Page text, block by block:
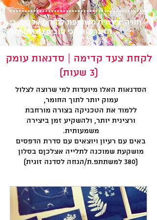
חוויה יצירתית משותפת להורים וילדים, כי
הזיכרונות הכי טובים נוצרים יחד
לקחת צעד קדימה | סדנאות עומק
(3 שעות)
הסדנאות האלו מיועדות למי שרוצה לצלול
עמוק יותר לתוך החומר,
ללמוד את הטכניקה בצורה מורחבת
ורצינית יותר, ולהשקיע זמן ביצירה
משמעותית.
באים עם רעיון ויוצאים עם סדרת הדפסים
מושקעת שמוכנה לתלייה אצלכןם בסלון
(380 למשתתפ.ת/הנחה לסדנה זוגית)